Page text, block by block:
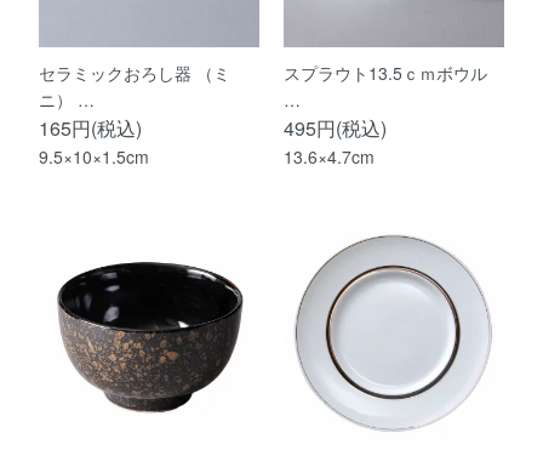
セラミックおろし器 （ミ
ニ） …
165円(税込)
9.5×10×1.5cm
スプラウト13.5ｃｍボウル
…
495円(税込)
13.6×4.7cm